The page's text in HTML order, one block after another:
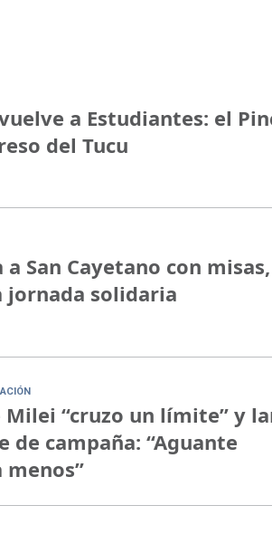
a Estudiantes: el
del Tucu
San Cayetano con misas,
jornada solidaria
“cruzo un límite” y
de campaña: “Aguante